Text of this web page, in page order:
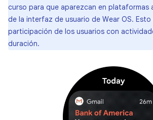
curso para que aparezcan en plataformas
de la interfaz de usuario de Wear OS. Esto
participación de los usuarios con
duración.